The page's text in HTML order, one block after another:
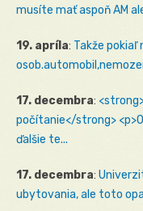
musíte mať aspoň AM
19. apríla: Takže pokiaľ
17. decembra:
počítanie</strong>
ďalšie te...
17. decembra:
ubytovania, ale toto